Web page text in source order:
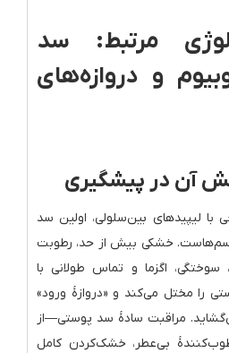
مرتبط: سد
و دروازه‌های
آن در پیشگیری
با لیپیدهای بین‌سلولی، اولین سد
خشکی بیش از حد، رطوبت
اگزما و تماس طولانی با
را مختل می‌کند و «دروازهٔ ورود»
مراقبت سادهٔ سد پوستی—از
بی‌عطر، خشک‌کردن کامل